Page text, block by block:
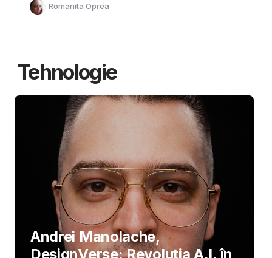
Romanita Oprea
Tehnologie
Andrei Manolache,
DesignVerse: Revoluția A.I. în